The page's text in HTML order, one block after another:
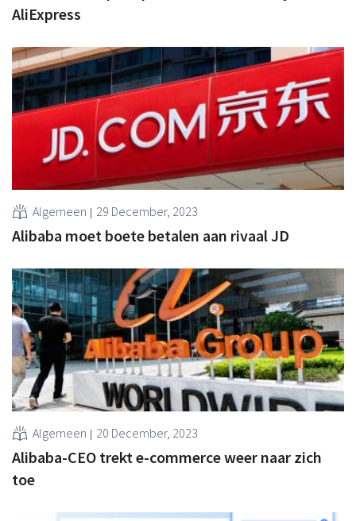
AliExpress
Algemeen 29 December, 2023
Alibaba moet boete betalen aan rivaal JD
Algemeen 20 December, 2023
Alibaba-CEO trekt e-commerce weer naar zich
toe